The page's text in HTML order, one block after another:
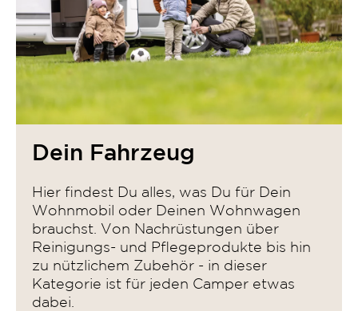
Dein Fahrzeug
Hier findest Du alles, was Du für Dein
Wohnmobil oder Deinen Wohnwagen
brauchst. Von Nachrüstungen über
Reinigungs- und Pflegeprodukte bis hin
zu nützlichem Zubehör - in dieser
Kategorie ist für jeden Camper etwas
dabei.